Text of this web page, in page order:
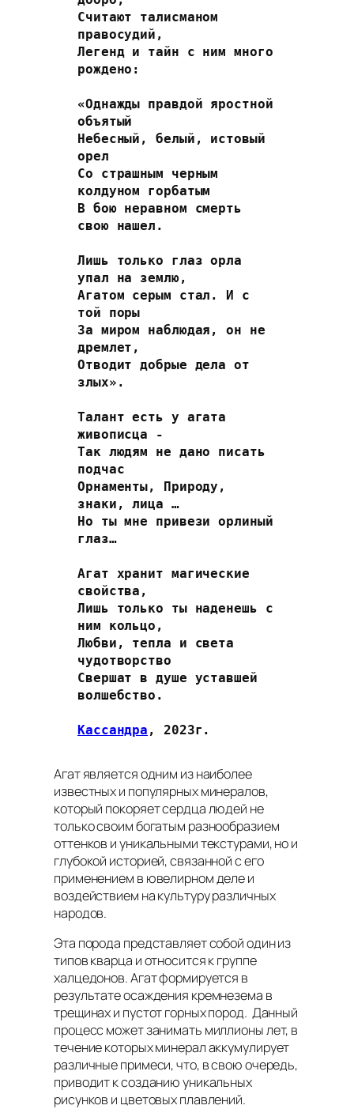
Считают талисманом
правосудий,
Легенд и тайн с ним много
рождено:
«Однажды правдой яростной
объятый
Небесный, белый, истовый
орел
Со страшным черным
колдуном горбатым
В бою неравном смерть
свою нашел.
Лишь только глаз орла
упал на землю,
Агатом серым стал. И с
той поры
За миром наблюдая, он не
дремлет,
Отводит добрые дела от
злых».
Талант есть у агата
живописца -
Так людям не дано писать
подчас
Орнаменты, Природу,
знаки, лица …
Но ты мне привези орлиный
глаз…
Агат хранит магические
свойства,
Лишь только ты наденешь с
ним кольцо,
Любви, тепла и света
чудотворство
Свершат в душе уставшей
волшебство.
Кассандра , 2023г.
Агат является одним из наиболее
известных и популярных минералов,
который покоряет сердца людей не
только своим богатым разнообразием
оттенков и уникальными текстурами, но и
глубокой историей, связанной с его
применением в ювелирном деле и
воздействием на культуру различных
народов.
Эта порода представляет собой один из
типов кварца и относится к группе
халцедонов. Агат формируется в
результате осаждения кремнезема в
трещинах и пустот горных пород. Данный
процесс может занимать миллионы лет, в
течение которых минерал аккумулирует
различные примеси, что, в свою очередь,
приводит к созданию уникальных
рисунков и цветовых плавлений.